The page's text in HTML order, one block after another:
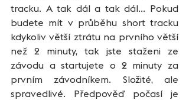
tracku. A tak dál a tak dál... Pokud
budete mít v průběhu short tracku
kdykoliv větší ztrátu na prvního větší
než 2 minuty, tak jste staženi ze
závodu a startujete o 2 minuty za
prvním závodníkem. Složité, ale
spravedlivé. Předpověď počasí je